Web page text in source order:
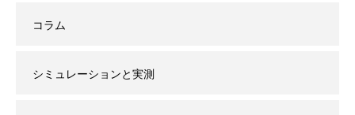
コラム
シミュレーションと実測